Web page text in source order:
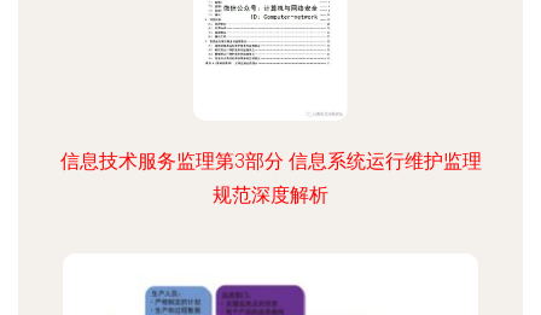
信息技术服务监理第3部分 信息系统运行维护监理
规范深度解析